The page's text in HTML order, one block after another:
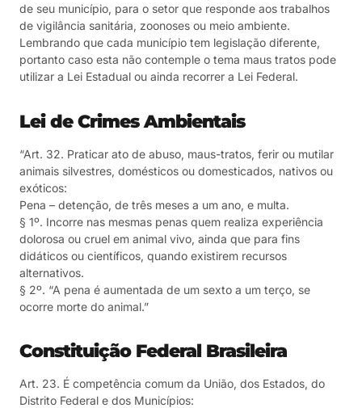
de seu município, para o setor que responde aos trabalhos
de vigilância sanitária, zoonoses ou meio ambiente.
Lembrando que cada município tem legislação diferente,
portanto caso esta não contemple o tema maus tratos pode
utilizar a Lei Estadual ou ainda recorrer a Lei Federal.
Lei de Crimes Ambientais
“Art. 32. Praticar ato de abuso, maus-tratos, ferir ou mutilar
animais silvestres, domésticos ou domesticados, nativos ou
exóticos:
Pena – detenção, de três meses a um ano, e multa.
§ 1º. Incorre nas mesmas penas quem realiza experiência
dolorosa ou cruel em animal vivo, ainda que para fins
didáticos ou científicos, quando existirem recursos
alternativos.
§ 2º. “A pena é aumentada de um sexto a um terço, se
ocorre morte do animal.”
Constituição Federal Brasileira
Art. 23. É competência comum da União, dos Estados, do
Distrito Federal e dos Municípios: